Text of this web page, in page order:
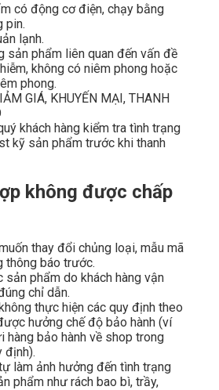
có động cơ điện, chạy bằng
pin.
lạnh.
sản phẩm liên quan đến vấn đề
không có niêm phong hoặc
phong.
GIÁ, KHUYẾN MẠI, THANH
khách hàng kiểm tra tình trạng
kỹ sản phẩm trước khi thanh
không được chấp
thay đổi chủng loại, mẫu mã
thông báo trước.
sản phẩm do khách hàng vận
chỉ dẫn.
thực hiện các quy định theo
hưởng chế độ bảo hành (ví
hàng bảo hành về shop trong
định).
làm ảnh hưởng đến tình trạng
phẩm như rách bao bì, trầy,